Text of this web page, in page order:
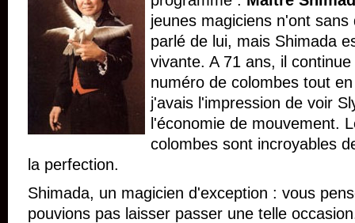
jeunes magiciens n'ont
parlé de lui, mais Shimada
vivante. A 71 ans, il
numéro de colombes tout
j'avais l'impression de voir
l'économie de mouvement.
colombes sont incroyables
la perfection.
Shimada, un magicien d'exception : vous
pouvions pas laisser passer une telle